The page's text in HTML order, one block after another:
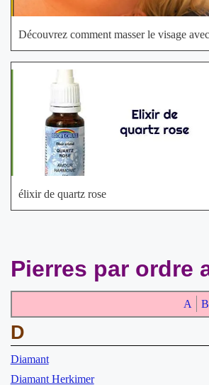
Découvrez comment masser le visage
élixir de quartz rose
Pierres par ordre
A B
D
Diamant
Diamant Herkimer